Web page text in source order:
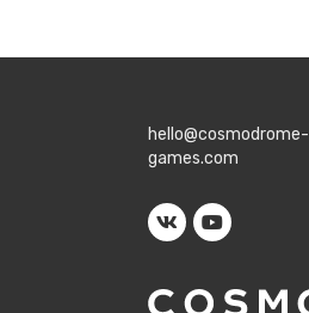
hello@cosmodrome-
games.com